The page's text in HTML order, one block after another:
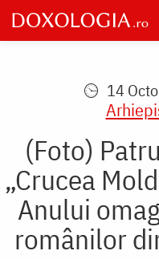
Skip
to
main
14
(Foto)
„Crucea
Anului
românilor